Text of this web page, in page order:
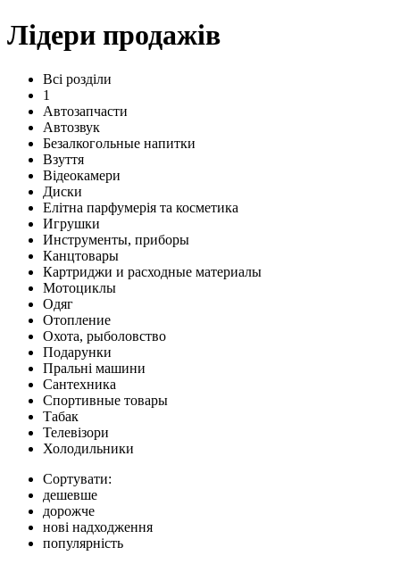
Лідери продажів
Всі розділи
1
Автозапчасти
Автозвук
Безалкогольные напитки
Взуття
Відеокамери
Диски
Елітна парфумерія та косметика
Игрушки
Инструменты, приборы
Канцтовары
Картриджи и расходные материалы
Мотоциклы
Одяг
Отопление
Охота, рыболовство
Подарунки
Пральні машини
Сантехника
Спортивные товары
Табак
Телевізори
Холодильники
Сортувати:
дешевше
дорожче
нові надходження
популярність